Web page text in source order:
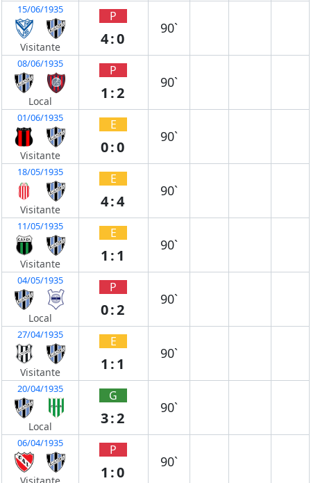
15/06/1935
Visitante
P
4:0
90`
08/06/1935
Local
P
1:2
90`
01/06/1935
Visitante
E
0:0
90`
18/05/1935
Visitante
E
4:4
90`
11/05/1935
Visitante
E
1:1
90`
04/05/1935
Local
P
0:2
90`
27/04/1935
Visitante
E
1:1
90`
20/04/1935
Local
G
3:2
90`
06/04/1935
Visitante
P
1:0
90`